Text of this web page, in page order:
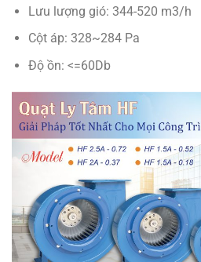
Lưu lượng gió: 344-520 m3/h
Cột áp: 328~284 Pa
Độ ồn: <=60Db